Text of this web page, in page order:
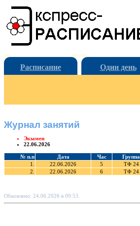
Расписание Один день
Журнал занятий
Экзамен
22.06.2026
№ п.п Дата Час Группа
1.
22.06.2026 5 ТФ 24
2.
22.06.2026 6 ТФ 24
Обновлено: 24.06.2026 в 09:53.